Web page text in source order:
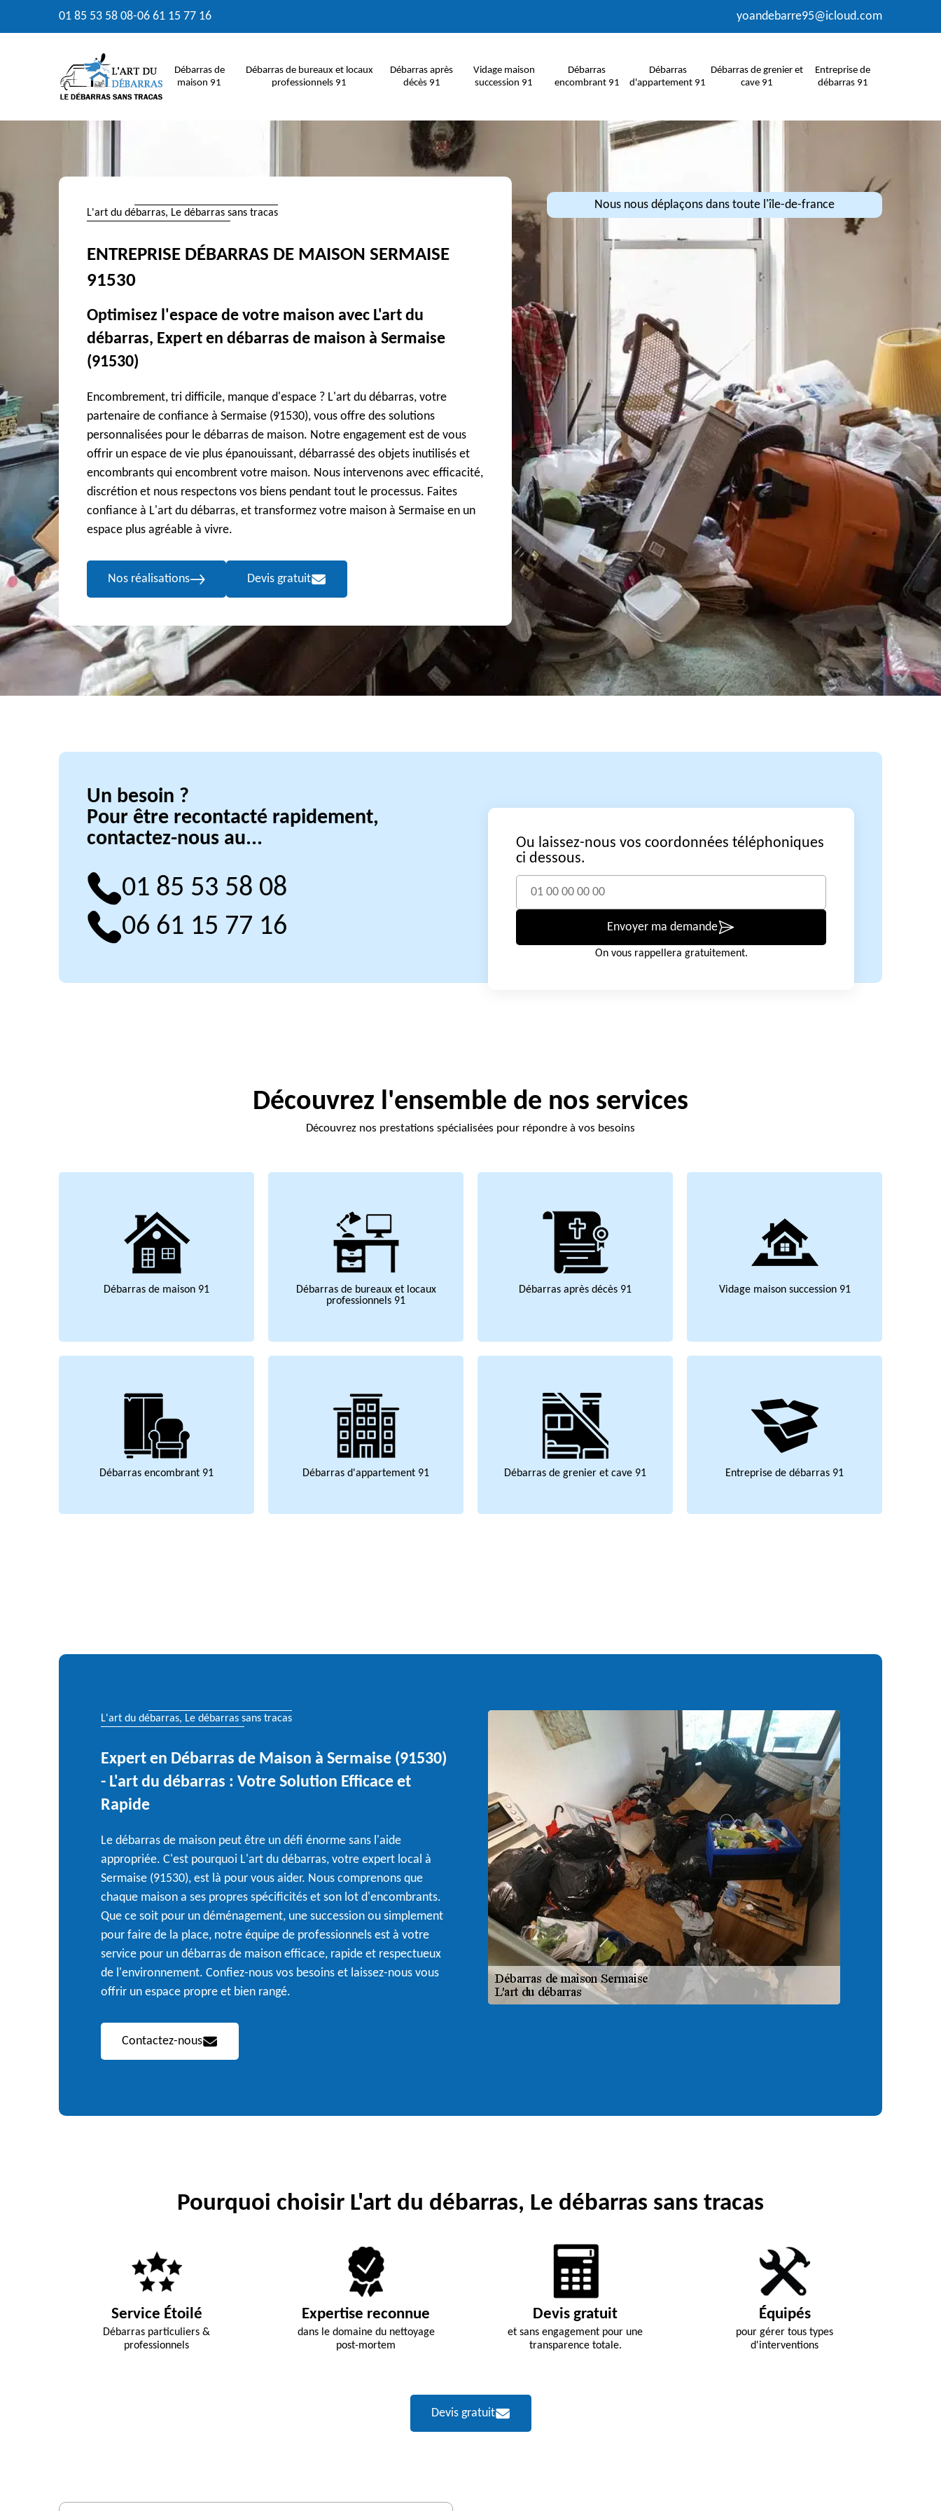
01 85 53 58 08-06 61 15 77 16 yoandebarre95@icloud.com
Débarras de
maison 91
Débarras de bureaux et locaux
professionnels 91
Débarras après
décès 91
Vidage maison
succession 91
Débarras
encombrant 91
Débarras
d'appartement 91
Débarras de grenier et
cave 91
Entreprise de
débarras 91
L'art du débarras, Le débarras sans tracas
ENTREPRISE DÉBARRAS DE MAISON SERMAISE
91530
Optimisez l'espace de votre maison avec L'art du
débarras, Expert en débarras de maison à Sermaise
(91530)
Encombrement, tri difficile, manque d'espace ? L'art du débarras, votre
partenaire de confiance à Sermaise (91530), vous offre des solutions
personnalisées pour le débarras de maison. Notre engagement est de vous
offrir un espace de vie plus épanouissant, débarrassé des objets inutilisés et
encombrants qui encombrent votre maison. Nous intervenons avec efficacité,
discrétion et nous respectons vos biens pendant tout le processus. Faites
confiance à L'art du débarras, et transformez votre maison à Sermaise en un
espace plus agréable à vivre.
Nos réalisations Devis gratuit
Nous nous déplaçons dans toute l'île-de-france
Un besoin ?
Pour être recontacté rapidement,
contactez-nous au...
01 85 53 58 08
06 61 15 77 16
Ou laissez-nous vos coordonnées téléphoniques
ci dessous.
Envoyer ma demande
On vous rappellera gratuitement.
Découvrez l'ensemble de nos services
Découvrez nos prestations spécialisées pour répondre à vos besoins
Débarras de maison 91
Débarras de bureaux et locaux
professionnels 91
Débarras après décès 91 Vidage maison succession 91
Débarras encombrant 91 Débarras d'appartement 91 Débarras de grenier et cave 91 Entreprise de débarras 91
L'art du débarras, Le débarras sans tracas
Expert en Débarras de Maison à Sermaise (91530)
- L'art du débarras : Votre Solution Efficace et
Rapide
Le débarras de maison peut être un défi énorme sans l'aide
appropriée. C'est pourquoi L'art du débarras, votre expert local à
Sermaise (91530), est là pour vous aider. Nous comprenons que
chaque maison a ses propres spécificités et son lot d'encombrants.
Que ce soit pour un déménagement, une succession ou simplement
pour faire de la place, notre équipe de professionnels est à votre
service pour un débarras de maison efficace, rapide et respectueux
de l'environnement. Confiez-nous vos besoins et laissez-nous vous
offrir un espace propre et bien rangé.
Contactez-nous
Pourquoi choisir L'art du débarras, Le débarras sans tracas
Service Étoilé
Débarras particuliers &
professionnels
Expertise reconnue
dans le domaine du nettoyage
post-mortem
Devis gratuit
et sans engagement pour une
transparence totale.
Équipés
pour gérer tous types
d'interventions
Devis gratuit